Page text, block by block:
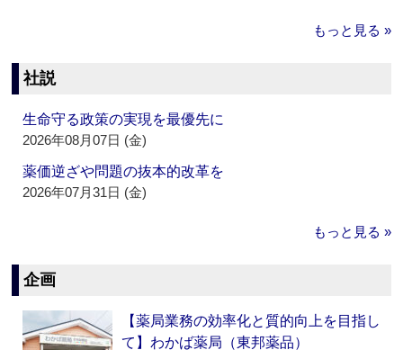
もっと見る »
社説
生命守る政策の実現を最優先に
2026年08月07日 (金)
薬価逆ざや問題の抜本的改革を
2026年07月31日 (金)
もっと見る »
企画
【薬局業務の効率化と質的向上を目指し
て】わかば薬局（東邦薬品）